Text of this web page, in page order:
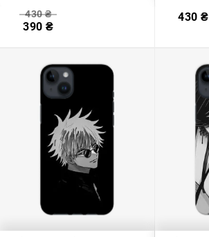
430₴
390 ₴
430 ₴